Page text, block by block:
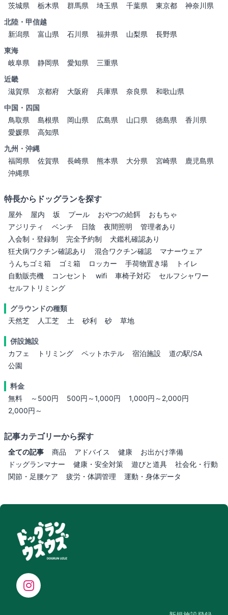
茨城県
栃木県 群馬県 埼玉県 千葉県 東京都
神奈川県
北陸・甲信越
新潟県
富山県 石川県 福井県 山梨県
長野県
東海
岐阜県
静岡県 愛知県
三重県
近畿
滋賀県
京都府 大阪府 兵庫県 奈良県
和歌山県
中国・四国
鳥取県
島根県 岡山県 広島県 山口県 徳島県
香川県
愛媛県
高知県
九州・沖縄
福岡県
佐賀県 長崎県 熊本県 大分県 宮崎県
鹿児島県
沖縄県
特長からドッグランを探す
屋外 屋内 坂 プール おやつの給餌
おもちゃ
アジリティ
ベンチ 日陰 夜間照明
管理者あり
入会制・登録制
完全予約制
犬鑑札確認あり
狂犬病ワクチン確認あり
混合ワクチン確認
マナーウェア
うんちゴミ箱
ゴミ箱 ロッカー 手荷物置き場
トイレ
自動販売機
コンセント wifi 車椅子対応
セルフシャワー
セルフトリミング
グラウンドの種類
天然芝
人工芝 土 砂利 砂 草地
併設施設
カフェ
トリミング ペットホテル 宿泊施設
道の駅/SA
公園
料金
無料
～500円 500円～1,000円
1,000円～2,000円
2,000円～
記事カテゴリーから探す
全ての記事 商品 アドバイス 健康
お出かけ準備
ドッグランマナー
健康・安全対策 遊びと道具
社会化・行動
関節・足腰ケア
疲労・体調管理 運動・身体データ